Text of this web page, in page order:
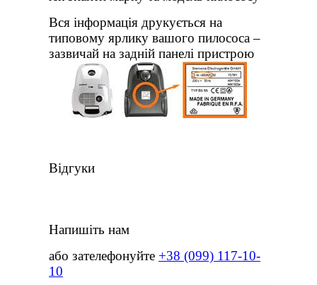
Вся інформація друкується на
типовому ярлику вашого пилососа –
зазвичай на задній панелі пристрою
Відгуки
Напишіть нам
або зателефонуйте +38 (099) 117-10-
10